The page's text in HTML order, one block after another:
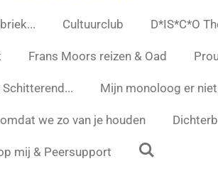
Cultuurclub D*IS*C*O
Frans Moors reizen & Oad
Mijn monoloog er
we zo van je houden
mij & Peersupport